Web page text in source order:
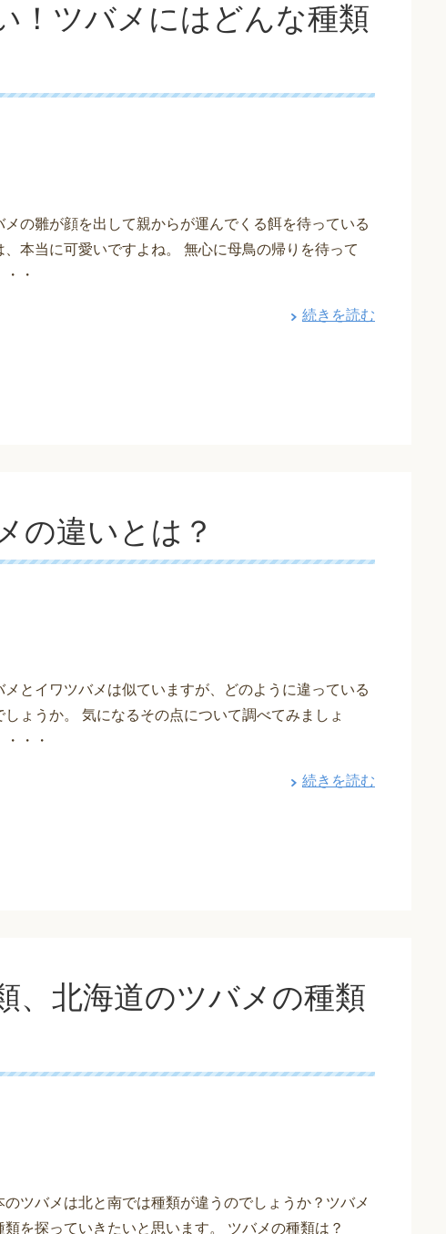
！ツバメにはどんな種類
メの雛が顔を出して親からが運んでくる餌を待っている
、本当に可愛いですよね。 無心に母鳥の帰りを待って
・・
続きを読む
の違いとは？
メとイワツバメは似ていますが、どのように違っている
しょうか。 気になるその点について調べてみましょ
・・・
続きを読む
、北海道のツバメの種類
のツバメは北と南では種類が違うのでしょうか？ツバメ
類を探っていきたいと思います。 ツバメの種類は？